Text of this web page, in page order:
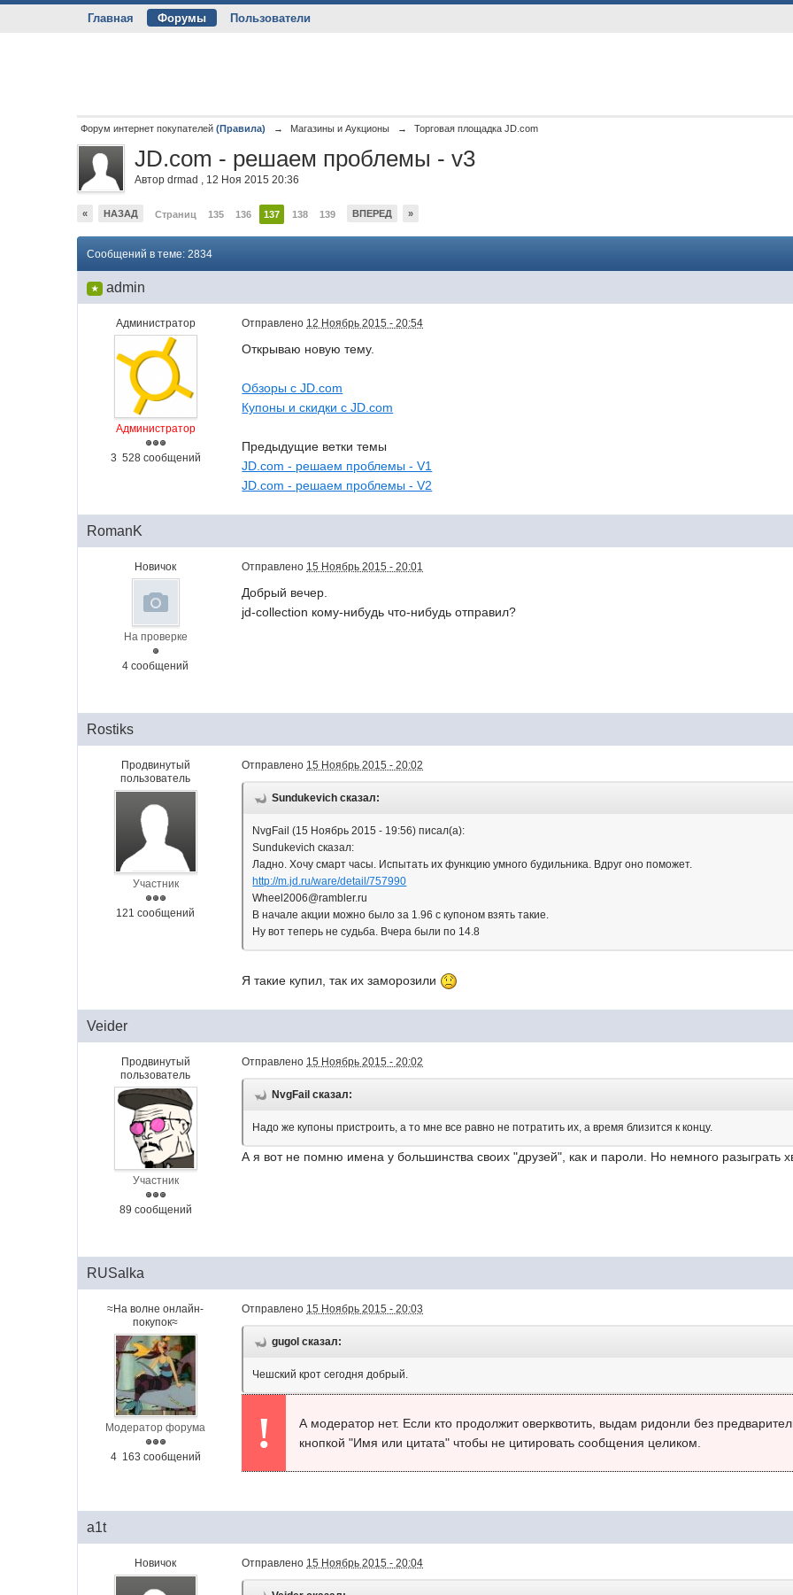
Главная Форумы Пользователи
Форум интернет покупателей (Правила) → Магазины и Аукционы → Торговая площадка JD.com
JD.com - решаем проблемы - v3
Авторdrmad , 12 Ноя 2015 20:36
« НАЗАД Страниц 135 136 137 138 139 ВПЕРЕД »
Сообщений в теме: 2834
★ admin
Администратор
Администратор
3 528 сообщений
Отправлено 12 Ноябрь 2015 - 20:54
Открываю новую тему.
Обзоры с JD.com
Купоны и скидки с JD.com
Предыдущие ветки темы
JD.com - решаем проблемы - V1
JD.com - решаем проблемы - V2
RomanK
Новичок
На проверке
4 сообщений
Отправлено 15 Ноябрь 2015 - 20:01
Добрый вечер.
jd-collection кому-нибудь что-нибудь отправил?
Rostiks
Продвинутый
пользователь
Участник
121 сообщений
Отправлено 15 Ноябрь 2015 - 20:02
Sundukevich сказал:
NvgFail (15 Ноябрь 2015 - 19:56) писал(а):
Sundukevich сказал:
Ладно. Хочу смарт часы. Испытать их функцию умного будильника. Вдруг оно поможет.
http://m.jd.ru/ware/detail/757990
Wheel2006@rambler.ru
В начале акции можно было за 1.96 с купоном взять такие.
Ну вот теперь не судьба. Вчера были по 14.8
Я такие купил, так их заморозили
Veider
Продвинутый
пользователь
Участник
89 сообщений
Отправлено 15 Ноябрь 2015 - 20:02
NvgFail сказал:
Надо же купоны пристроить, а то мне все равно не потратить их, а время близится к концу.
А я вот не помню имена у большинства своих "друзей", как и пароли. Но немного разыграть
RUSalka
≈На волне онлайн-
покупок≈
Модератор форума
4 163 сообщений
Отправлено 15 Ноябрь 2015 - 20:03
gugol сказал:
Чешский крот сегодня добрый.
!
А модератор нет. Если кто продолжит оверквотить, выдам ридонли без
кнопкой "Имя или цитата" чтобы не цитировать сообщения целиком.
a1t
Новичок Отправлено 15 Ноябрь 2015 - 20:04